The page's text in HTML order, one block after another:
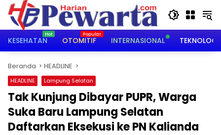
Langsung
konten
KESEHATAN
OTOMITIF INTERNASIONAL TEKNOLOGI
Beranda HEADLINE
HEADLINE Lampung Selatan
Tak Kunjung Dibayar PUPR, Warga
Suka Baru Lampung Selatan
Daftarkan Eksekusi ke PN Kalianda